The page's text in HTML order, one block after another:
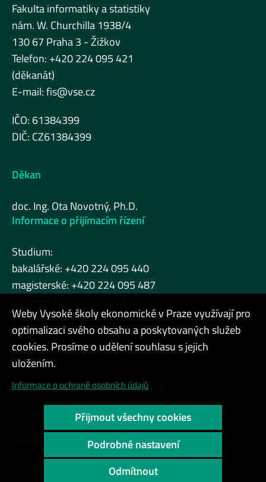
Fakulta informatiky a statistiky
nám. W. Churchilla 1938/4
130 67 Praha 3 - Žižkov
Telefon: +420 224 095 421
(děkanát)
E-mail:fis@vse.cz
IČO: 61384399
DIČ: CZ61384399
Děkan
doc. Ing. Ota Novotný, Ph.D.
Informace o přijímacím řízení
Studium:
bakalářské: +420 224 095 440
magisterské: +420 224 095 487
Admin
Cookies a ochrana osobních údajů
Přístupnost webu
Vysoký kontrast
Copyright © 2000 - 2026 Vysoká škola ekonomická v Praze
Weby Vysoké školy ekonomické v Praze využívají pro
optimalizaci svého obsahu a poskytovaných služeb
cookies. Prosíme o udělení souhlasu s jejich
uložením.
Informace o ochraně osobních údajů
Přijmout všechny cookies
Podrobné nastavení
Odmítnout